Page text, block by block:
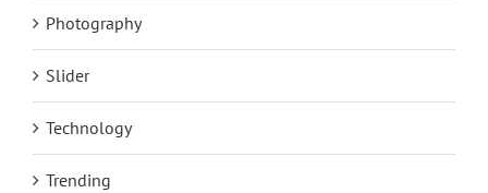
Photography
Slider
Technology
Trending